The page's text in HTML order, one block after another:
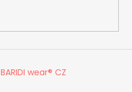
BARIDI wear® CZ